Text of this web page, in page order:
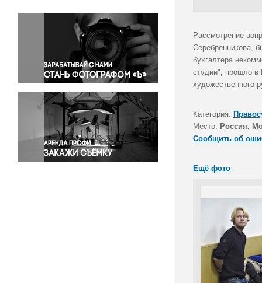
Окружающая среда
Политика
Правосудие
Происшествия и конфликты
Религия
Светская жизнь
Спорт
Экология
Экономика и бизнес
Рассмотрение
Серебренникова,
бухгалтера
студии", прошло в
художественного
Категория:
Место: Россия,
Сообщить об
Ещё фото